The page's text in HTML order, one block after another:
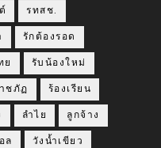
รทสช.
รักต้องรอด
ย รับน้องใหม่
ชภัฏ ร้องเรียน
ลำไย ลูกจ้าง
ล วังน้ำเขียว